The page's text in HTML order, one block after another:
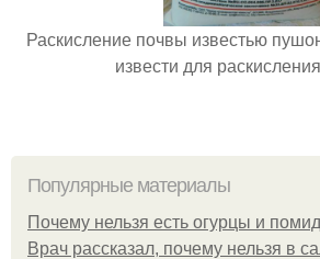
Раскисление почвы известью
извести для
Популярные материалы
Почему нельзя есть огурцы и
Врач рассказал, почему нельзя в